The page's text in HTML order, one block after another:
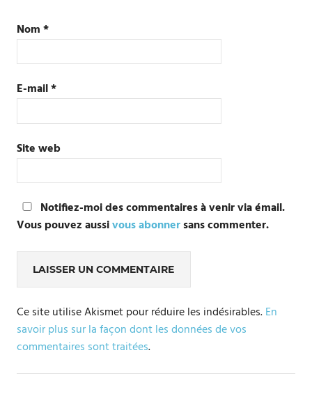
Nom*
E-mail*
Site web
Notifiez-moi des commentaires à venir via émail.
Vous pouvez aussivous abonnersans commenter.
Ce site utilise Akismet pour réduire les indésirables.En
savoir plus sur la façon dont les données de vos
commentaires sont traitées.